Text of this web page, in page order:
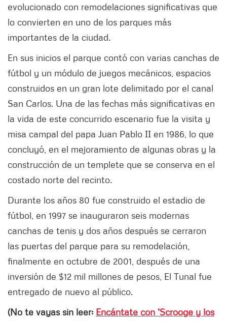
evolucionado con remodelaciones significativas que
lo convierten en uno de los parques más
importantes de la ciudad.
En sus inicios el parque contó con varias canchas de
fútbol y un módulo de juegos mecánicos, espacios
construidos en un gran lote delimitado por el canal
San Carlos. Una de las fechas más significativas en
la vida de este concurrido escenario fue la visita y
misa campal del papa Juan Pablo II en 1986, lo que
concluyó, en el mejoramiento de algunas obras y la
construcción de un templete que se conserva en el
costado norte del recinto.
Durante los años 80 fue construido el estadio de
fútbol, en 1997 se inauguraron seis modernas
canchas de tenis y dos años después se cerraron
las puertas del parque para su remodelación,
finalmente en octubre de 2001, después de una
inversión de $12 mil millones de pesos, El Tunal fue
entregado de nuevo al público.
(No te vayas sin leer: Encántate con 'Scrooge y los